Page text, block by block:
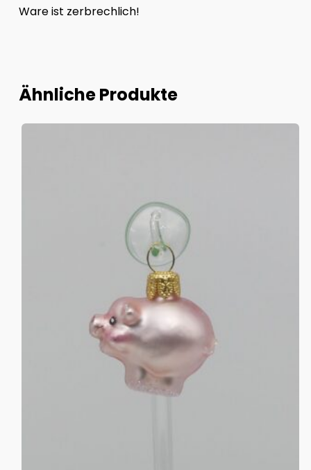
Ware ist zerbrechlich!
Ähnliche Produkte